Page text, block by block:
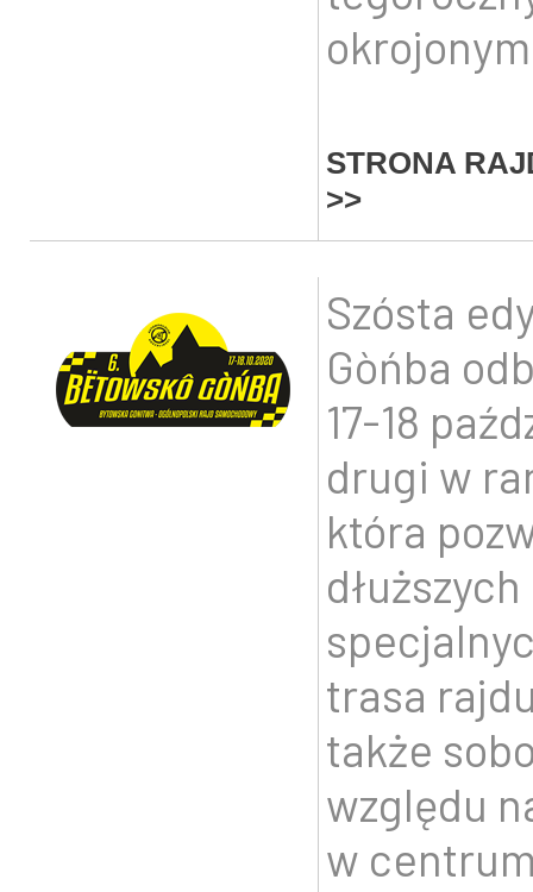
STRONA
>>
Szósta
Gòńba
17-18
drugi w
która
trasa
także
względu
w